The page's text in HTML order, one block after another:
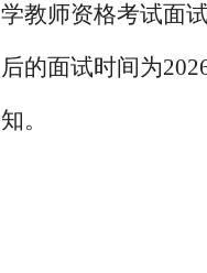
学教师资格考试面
后的面试时间为
知。